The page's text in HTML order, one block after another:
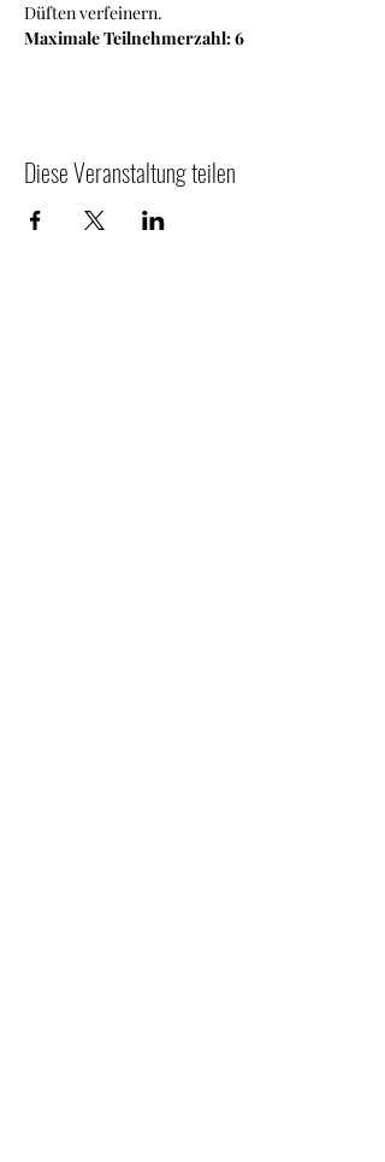
Düften verfeinern.
Maximale Teilnehmerzahl: 6
Diese Veranstaltung teilen